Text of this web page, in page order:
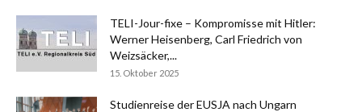
TELI-Jour-fixe – Kompromisse mit Hitler:
Werner Heisenberg, Carl Friedrich von
Weizsäcker,...
15. Oktober 2025
Studienreise der EUSJA nach Ungarn